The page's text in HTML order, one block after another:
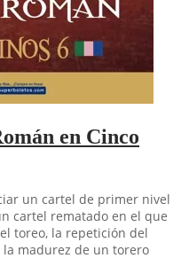
en Cinco
un cartel de primer nivel
cartel rematado en el que
toreo, la repetición del
madurez de un torero